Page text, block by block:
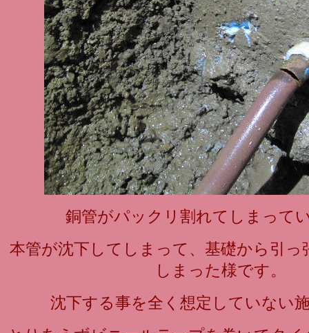
銅管がパックリ割れてしまって
本管が沈下してしまって、基礎から引っ
しまった様です。
沈下する事を全く想定していない